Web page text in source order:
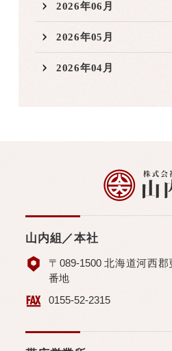
2026年06月
2026年05月
2026年04月
山内組／本社
〒089-1500 北海道河西
番地
0155-52-2315